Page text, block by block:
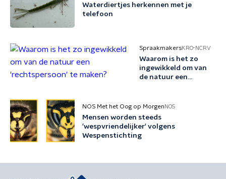
Waterdiertjes herkennen met je
telefoon
SpraakmakersKRO-NCRV
Waarom is het zo
ingewikkeld om van
de natuur een
NOS Met het Oog op Morgen NOS
Mensen worden steeds
'wespvriendelijker' volgens
Wespenstichting